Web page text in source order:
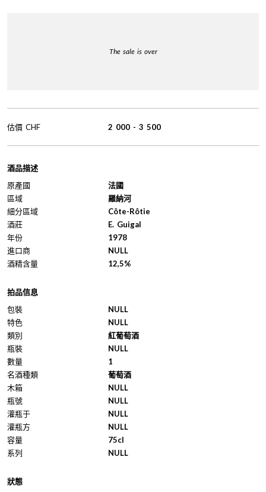
The sale is over
酒品描述
原產國
法國
區域
羅納河
細分區域
Côte-Rôtie
酒莊
E. Guigal
年份
1978
進口商
NULL
酒精含量
12,5%
拍品信息
包裝
NULL
特色
NULL
類別
紅葡萄酒
瓶裝
NULL
數量
1
名酒種類
葡萄酒
木箱
NULL
瓶號
NULL
灌瓶于
NULL
灌瓶方
NULL
容量
75cl
系列
NULL
估價 CHF 2 000 - 3 500
狀態